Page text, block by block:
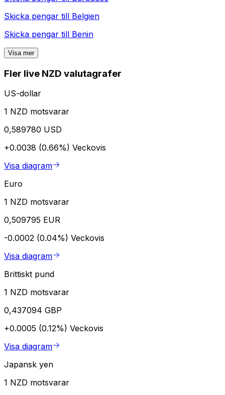
Skicka pengar till Belgien
Skicka pengar till Benin
Visa mer
Fler live NZD valutagrafer
US-dollar
1 NZD motsvarar
0,589780 USD
+0.0038 (0.66%) Veckovis
Visa diagram
Euro
1 NZD motsvarar
0,509795 EUR
-0.0002 (0.04%) Veckovis
Visa diagram
Brittiskt pund
1 NZD motsvarar
0,437094 GBP
+0.0005 (0.12%) Veckovis
Visa diagram
Japansk yen
1 NZD motsvarar